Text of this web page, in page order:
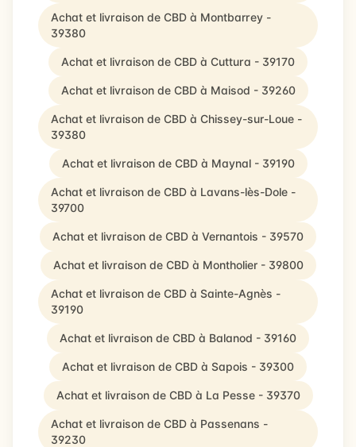
Achat et livraison de CBD à Montbarrey -
39380
Achat et livraison de CBD à Cuttura - 39170
Achat et livraison de CBD à Maisod - 39260
Achat et livraison de CBD à Chissey-sur-Loue -
39380
Achat et livraison de CBD à Maynal - 39190
Achat et livraison de CBD à Lavans-lès-Dole -
39700
Achat et livraison de CBD à Vernantois - 39570
Achat et livraison de CBD à Montholier - 39800
Achat et livraison de CBD à Sainte-Agnès -
39190
Achat et livraison de CBD à Balanod - 39160
Achat et livraison de CBD à Sapois - 39300
Achat et livraison de CBD à La Pesse - 39370
Achat et livraison de CBD à Passenans -
39230